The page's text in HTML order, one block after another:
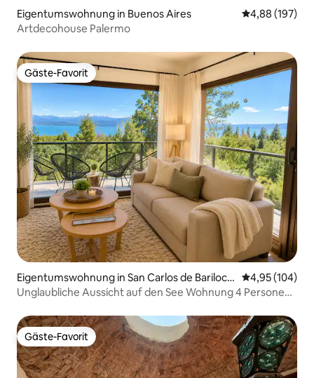
Eigentumswohnung in Buenos Aires
4,88 (197)
Artdecohouse Palermo
Gäste-Favorit
Gäste-Favorit
Eigentumswohnung in San Carlos de Bariloch
e
4,95 (104)
Unglaubliche Aussicht auf den See Wohnung 4 Personen
Gäste-Favorit
Gäste-Favorit